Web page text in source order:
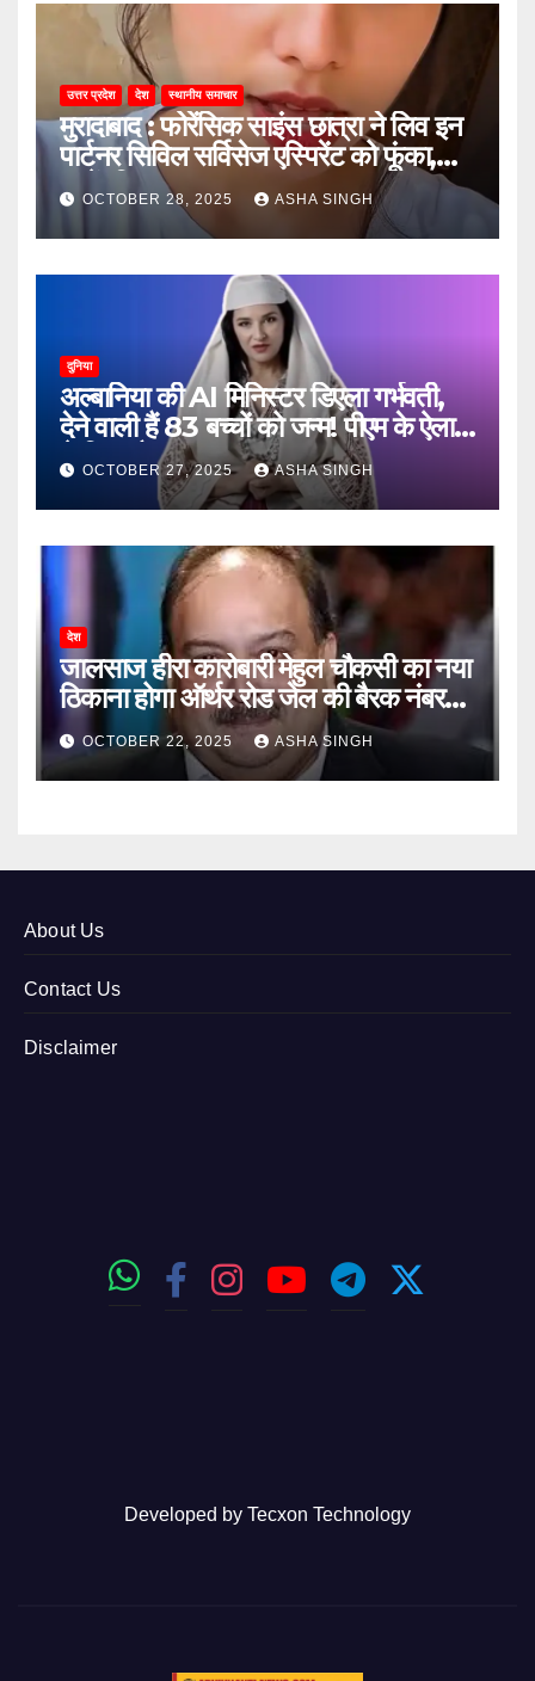
उत्तर प्रदेश देश स्थानीय समाचार
मुरादाबाद : फोरेंसिक साइंस छात्रा ने लिव इन
पार्टनर सिविल सर्विसेज एस्पिरेंट को फूंका,
जानें, फिर क्या हुआ…
OCTOBER 28, 2025 ASHA SINGH
दुनिया
अल्बानिया की AI मिनिस्‍टर डिएला गर्भवती,
देने वाली हैं 83 बच्चों को जन्‍म! पीएम के ऐलान
ने किया हैरान
OCTOBER 27, 2025 ASHA SINGH
देश
जालसाज हीरा कारोबारी मेहुल चौकसी का नया
ठिकाना होगा ऑर्थर रोड जेल की बैरक नंबर
12OCTOBER 22, 2025 ASHA SINGH
About Us
Contact Us
Disclaimer
Developed by Tecxon Technology